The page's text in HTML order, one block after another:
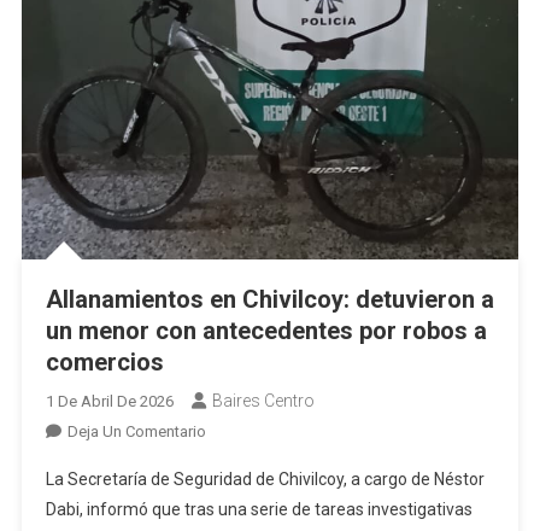
Allanamientos en Chivilcoy: detuvieron a
un menor con antecedentes por robos a
comercios
1 De Abril De 2026 Baires Centro
Deja Un ComentarioEn
En
Chivilcoy:
La Secretaría de Seguridad de Chivilcoy, a cargo de Néstor
Dabi, informó que tras una serie de tareas investigativas